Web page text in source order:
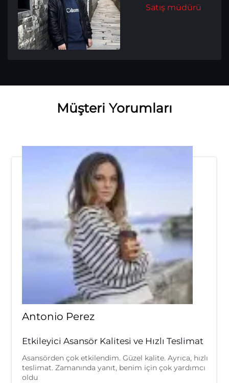
Satış müdürü
Müşteri Yorumları
Antonio Perez
Etkileyici Asansör Kalitesi ve Hızlı Teslimat
Asansörden çok etkilendim. Güzel kalite. Ayrıca, hızlı
teslimat. Zamanında yanıt, benim için çok yardımcı
oldu